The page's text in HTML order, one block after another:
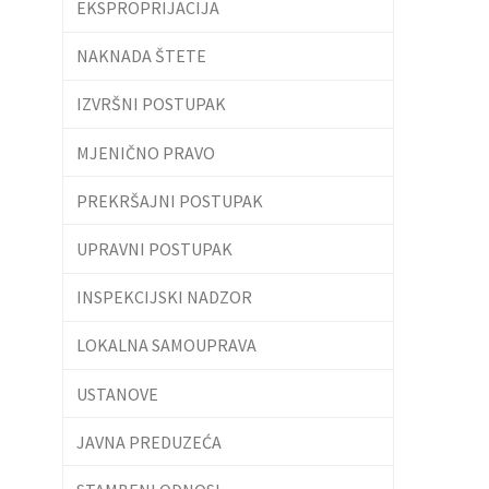
EKSPROPRIJACIJA
NAKNADA ŠTETE
IZVRŠNI POSTUPAK
MJENIČNO PRAVO
PREKRŠAJNI POSTUPAK
UPRAVNI POSTUPAK
INSPEKCIJSKI NADZOR
LOKALNA SAMOUPRAVA
USTANOVE
JAVNA PREDUZEĆA